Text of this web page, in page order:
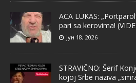
ACA LUKAS:
pari sa kerovima!
јун 18, 2026
STRAVIČNO: Šerif
kojoj Srbe naziva